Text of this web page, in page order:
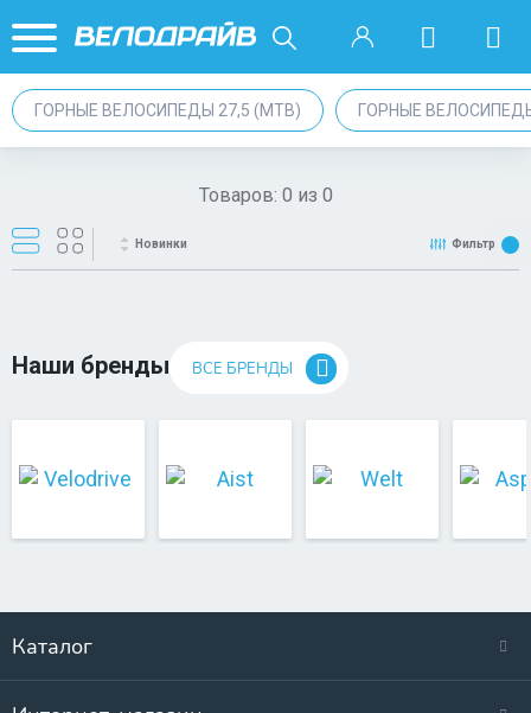
ГОРНЫЕ ВЕЛОСИПЕДЫ 27,5 (MTB) ГОРНЫЕ
Товаров: 0 из 0
Новинки Фильтр
Наши бренды ВСЕ БРЕНДЫ
Каталог